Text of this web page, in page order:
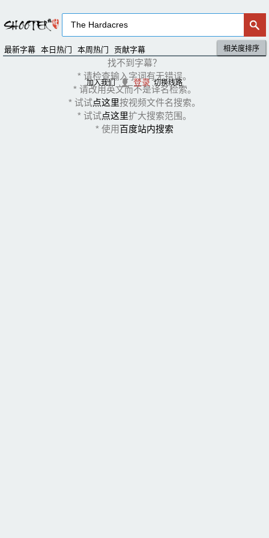
最新字幕 本日热门 本周热门 贡献字幕
加入我们 登录 切换线路
默认排序
评分排序
相关度排序
找不到字幕？
* 请检查输入字词有无错误。
* 请改用英文而不是译名检索。
* 试试点这里按视频文件名搜索。
* 试试点这里扩大搜索范围。
* 使用 百度站内搜索